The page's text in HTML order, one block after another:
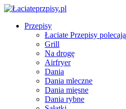
Przepisy
Łaciate Przepisy polecają
Grill
Na drogę
Airfryer
Dania
Dania mleczne
Dania mięsne
Dania rybne